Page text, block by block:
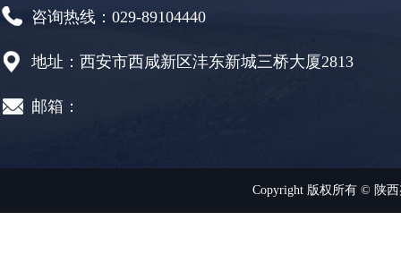
咨询热线：029-89104440
地址：西安市西咸新区沣东新城三桥大厦2813
邮箱：
Copyright 版权所有 © 陕